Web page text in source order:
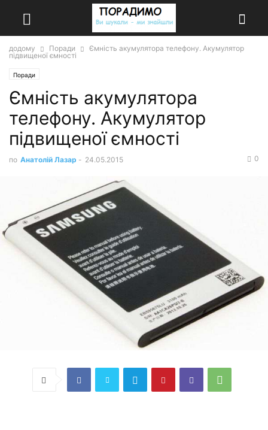
додому Поради
Ємність акумулятора телефону. Акумулятор
підвищеної ємності
Поради
Ємність акумулятора
телефону. Акумулятор
підвищеної ємності
по Анатолій Лазар - 24.05.2015 0